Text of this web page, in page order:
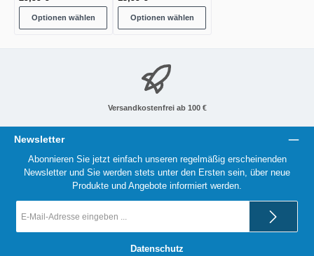
Optionen wählen Optionen wählen
Versandkostenfrei ab 100 €
Newsletter
Abonnieren Sie jetzt einfach unseren regelmäßig erscheinenden
Newsletter und Sie werden stets unter den Ersten sein, über neue
Produkte und Angebote informiert werden.
Mail-
Datenschutz